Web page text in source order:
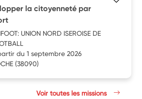
la citoyenneté par
UNION NORD ISEROISE DE
du 1 septembre 2026
(38090)
Voir toutes les missions